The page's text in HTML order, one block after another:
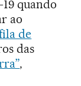
quando
ao
de
das
,